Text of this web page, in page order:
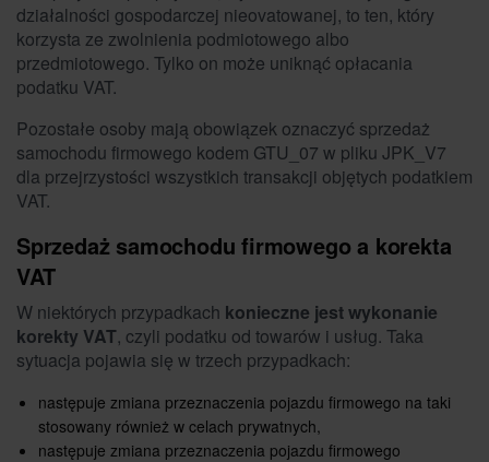
działalności gospodarczej nieovatowanej, to ten, który
korzysta ze zwolnienia podmiotowego albo
przedmiotowego. Tylko on może uniknąć opłacania
podatku VAT.
Pozostałe osoby mają obowiązek oznaczyć sprzedaż
samochodu firmowego kodem GTU_07 w pliku JPK_V7
dla przejrzystości wszystkich transakcji objętych podatkiem
VAT.
Sprzedaż samochodu firmowego a korekta
VAT
W niektórych przypadkach konieczne jest wykonanie
korekty VAT, czyli podatku od towarów i usług. Taka
sytuacja pojawia się w trzech przypadkach:
następuje zmiana przeznaczenia pojazdu firmowego na taki
stosowany również w celach prywatnych,
następuje zmiana przeznaczenia pojazdu firmowego